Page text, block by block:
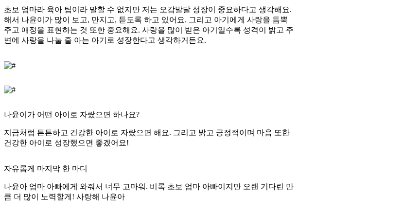
초보 엄마라 육아 팁이라 말할 수 없지만 저는 오감발달 성장이 중요하다고 생각해요.
해서 나윤이가 많이 보고, 만지고, 듣도록 하고 있어요. 그리고 아기에게 사랑을 듬뿍
주고 애정을 표현하는 것 또한 중요해요. 사랑을 많이 받은 아기일수록 성격이 밝고 주
변에 사랑을 나눌 줄 아는 아기로 성장한다고 생각하거든요.
나윤이가 어떤 아이로 자랐으면 하나요?
지금처럼 튼튼하고 건강한 아이로 자랐으면 해요. 그리고 밝고 긍정적이며 마음 또한
건강한 아이로 성장했으면 좋겠어요!
자유롭게 마지막 한 마디
나윤아 엄마 아빠에게 와줘서 너무 고마워. 비록 초보 엄마 아빠이지만 오랜 기다린 만
큼 더 많이 노력할게! 사랑해 나윤아